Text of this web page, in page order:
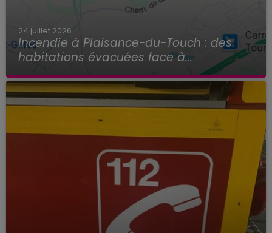
24 juillet 2026
Incendie à Plaisance-du-Touch : des
habitations évacuées face à...